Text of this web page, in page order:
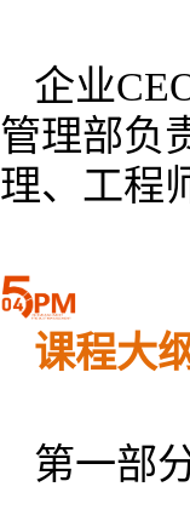
企业
管理部负
理、工程
课程大
第一部